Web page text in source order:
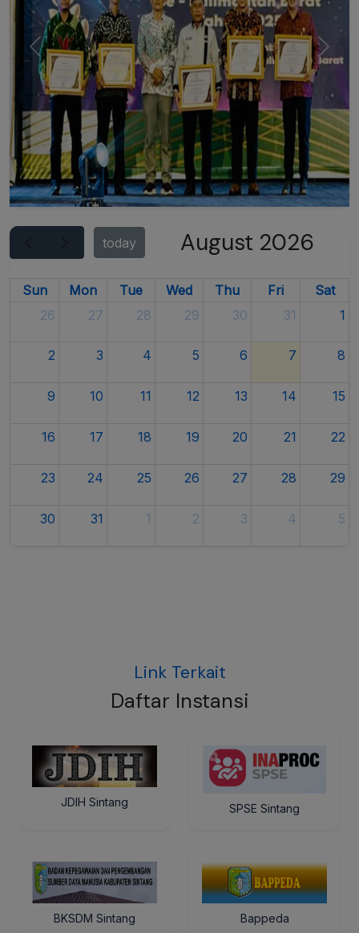
Previous Next
today August 2026
Sun Mon Tue Wed Thu Fri
Sat
26
27 28 29 30 31 1
2 3 4 5 6 7 8
9 10 11 12 13 14 15
16 17 18 19 20 21 22
23 24 25 26 27 28 29
30 31 1 2 3 4 5
Link Terkait
Daftar Instansi
JDIH Sintang
SPSE Sintang
BKSDM Sintang Bappeda